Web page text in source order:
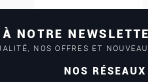
NOTRE
NOS OFFRES ET
NOS